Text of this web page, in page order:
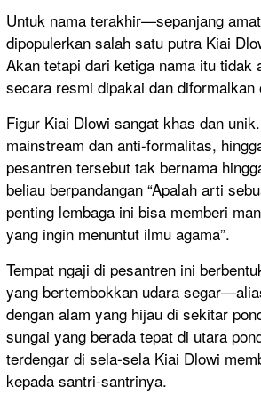
Untuk nama terakhir—sepanjang
dipopulerkan salah satu putra Kiai
Akan tetapi dari ketiga nama itu tidak
secara resmi dipakai dan diformalkan
Figur Kiai Dlowi sangat khas dan
mainstream dan anti-formalitas,
pesantren tersebut tak bernama
beliau berpandangan “Apalah arti
penting lembaga ini bisa memberi
yang ingin menuntut ilmu agama”.
Tempat ngaji di pesantren ini
yang bertembokkan udara
dengan alam yang hijau di sekitar
sungai yang berada tepat di utara
terdengar di sela-sela Kiai Dlowi
kepada santri-santrinya.